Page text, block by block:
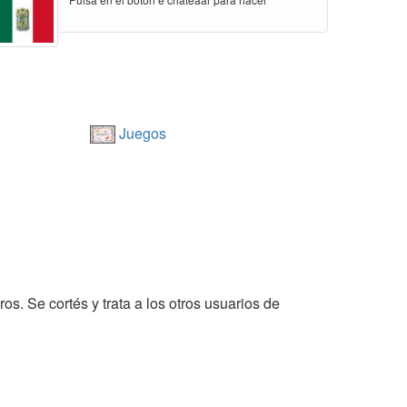
Juegos
Se cortés y trata a los otros usuarios de